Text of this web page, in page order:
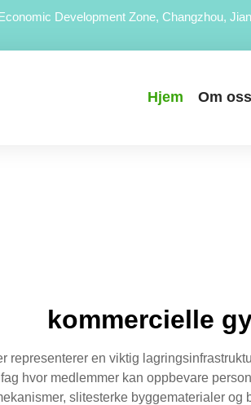
Development Zone, Changzhou,
Hjem Om oss
kommercielle
representerer en viktig
hvor medlemmer kan oppbevare
slitesterke byggematerialer